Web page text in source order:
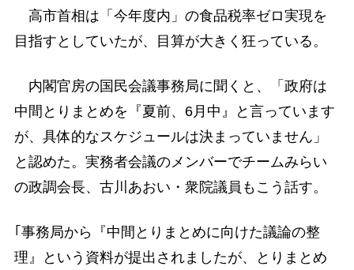
高市首相は「今年度内」の食品税率ゼロ実現を
目指すとしていたが、目算が大きく狂っている。
内閣官房の国民会議事務局に聞くと、「政府は
中間とりまとめを『夏前、6月中』と言っています
が、具体的なスケジュールは決まっていません」
と認めた。実務者会議のメンバーでチームみらい
の政調会長、古川あおい・衆院議員もこう話す。
｢事務局から『中間とりまとめに向けた議論の整
理』という資料が提出されましたが、とりまとめ